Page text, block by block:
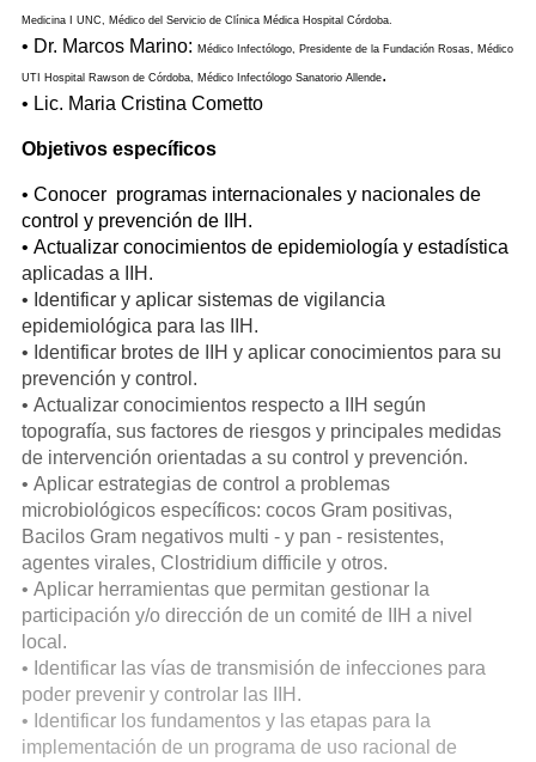
Medicina I UNC, Médico del Servicio de Clínica Médica Hospital Córdoba.
• Dr. Marcos Marino: Médico Infectólogo, Presidente de la Fundación Rosas, Médico
UTI Hospital Rawson de Córdoba, Médico Infectólogo Sanatorio Allende.
• Lic. Maria Cristina Cometto
Objetivos específicos
• Conocer programas internacionales y nacionales de
control y prevención de IIH.
• Actualizar conocimientos de epidemiología y estadística
aplicadas a IIH.
• Identificar y aplicar sistemas de vigilancia
epidemiológica para las IIH.
• Identificar brotes de IIH y aplicar conocimientos para su
prevención y control.
• Actualizar conocimientos respecto a IIH según
topografía, sus factores de riesgos y principales medidas
de intervención orientadas a su control y prevención.
• Aplicar estrategias de control a problemas
microbiológicos específicos: cocos Gram positivas,
Bacilos Gram negativos multi - y pan - resistentes,
agentes virales, Clostridium difficile y otros.
• Aplicar herramientas que permitan gestionar la
participación y/o dirección de un comité de IIH a nivel
local.
• Identificar las vías de transmisión de infecciones para
poder prevenir y controlar las IIH.
• Identificar los fundamentos y las etapas para la
implementación de un programa de uso racional de